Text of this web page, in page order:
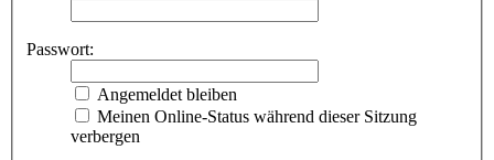
Passwort:
Angemeldet bleiben
Meinen Online-Status während dieser Sitzung
verbergen